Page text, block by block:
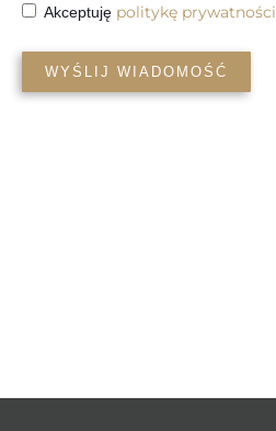
Akceptuję politykę prywatności
WYŚLIJ WIADOMOŚĆ